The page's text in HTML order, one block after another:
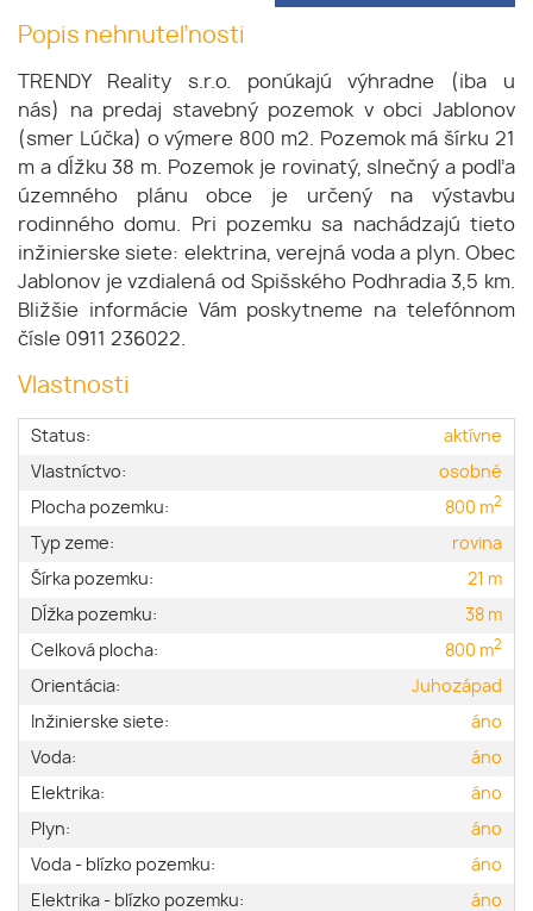
Popis nehnuteľnosti
TRENDY Reality s.r.o. ponúkajú výhradne (iba u
nás) na predaj stavebný pozemok v obci Jablonov
(smer Lúčka) o výmere 800 m2. Pozemok má šírku 21
m a dĺžku 38 m. Pozemok je rovinatý, slnečný a podľa
územného plánu obce je určený na výstavbu
rodinného domu. Pri pozemku sa nachádzajú tieto
inžinierske siete: elektrina, verejná voda a plyn. Obec
Jablonov je vzdialená od Spišského Podhradia 3,5 km.
Bližšie informácie Vám poskytneme na telefónnom
čísle 0911 236022.
Vlastnosti
Status:
aktívne
Vlastníctvo:
osobné
Plocha pozemku:
800 m2
Typ zeme:
rovina
Šírka pozemku:
21 m
Dĺžka pozemku:
38 m
Celková plocha:
800 m2
Orientácia:
Juhozápad
Inžinierske siete:
áno
Voda:
áno
Elektrika:
áno
Plyn:
áno
Voda - blízko pozemku:
áno
Elektrika - blízko pozemku:
áno